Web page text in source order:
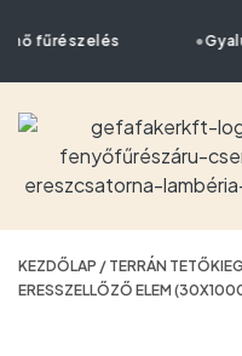
fűrészelés
KEZDŐLAP / TERRÁN
ERESSZELLŐZŐ ELEM